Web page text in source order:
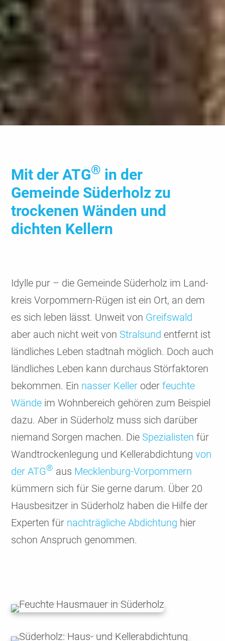
Mit der ATG® in der
Gemeinde Süder­holz zu
trocke­nen Wänden und
dichten Kellern
Idylle pur – die Gemeinde Süder­holz im Land­
kreis Vorpom­mern-Rügen ist ein Ort, an dem
es sich leben lässt. Unweit von Greifs­wald
aber auch nicht weit von Stral­sund entfernt ist
länd­liches Leben stadt­nah möglich. Doch auch
länd­liches Leben kann durchaus Stör­fak­toren
bekommen. Ein nasser Keller oderfeuchte
Wände im Wohn­bereich gehören zum Beispiel
dazu. Aber in Süder­holz muss sich darüber
niemand Sorgen machen. Die Spezia­listen für
Wand­trocken­legung und Keller­abdich­tungvon
der ATG® aus Mecklen­burg-Vorpom­mern
kümmern sich für Sie gerne darum. Über 20
Hausbe­sitzer in Süder­holz haben die Hilfe der
Experten für nach­träg­liche Abdich­tung hier
schon Anspruch genommen.